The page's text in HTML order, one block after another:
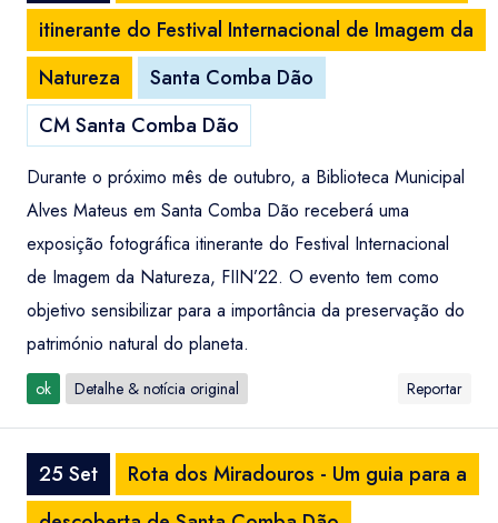
itinerante do Festival Internacional de Imagem da
Natureza
Santa Comba Dão
CM Santa Comba Dão
Durante o próximo mês de outubro, a Biblioteca Municipal
Alves Mateus em Santa Comba Dão receberá uma
exposição fotográfica itinerante do Festival Internacional
de Imagem da Natureza, FIIN’22. O evento tem como
objetivo sensibilizar para a importância da preservação do
património natural do planeta.
ok Detalhe & notícia original Reportar
25 Set
Rota dos Miradouros - Um guia para a